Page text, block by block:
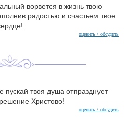
ворвется в жизнь твою
радостью и счастьем твое
оценить / обсудить
пускай твоя душа отпразднует
Христово!
оценить / обсудить